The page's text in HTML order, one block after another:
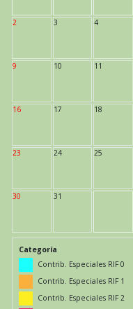
2 3 4
9 10 11
16 17 18
23 24 25
30 31
Categoría
Contrib. Especiales RIF 0
Contrib. Especiales RIF 1
Contrib. Especiales RIF 2